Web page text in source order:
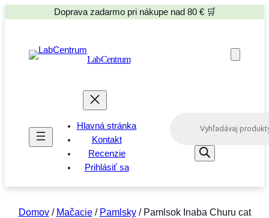
Doprava zadarmo pri nákupe nad 80 € 🛒
LabCentrum
Hlavná stránka
Kontakt
Recenzie
Prihlásiť sa
s
e
Domov/ Mačacie/ Pamlsky/ Pamlsok Inaba Churu cat